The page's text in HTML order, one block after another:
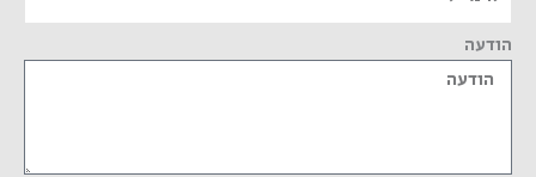
הודעה